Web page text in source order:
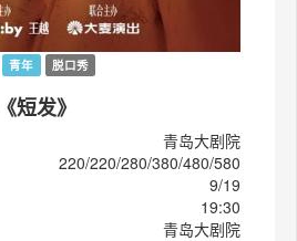
青年 脱口秀
短发》
青岛大剧院
220/220/280/380/480/580
9/19
19:30
青岛大剧院